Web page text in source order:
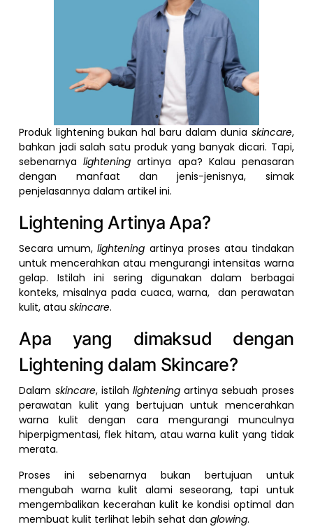
Produk lightening bukan hal baru dalam dunia skincare,
bahkan jadi salah satu produk yang banyak dicari. Tapi,
sebenarnyalighteningartinya apa? Kalau penasaran
dengan manfaat dan jenis-jenisnya, simak
penjelasannya dalam artikel ini.
Lightening Artinya Apa?
Secara umum,lightening artinya proses atau tindakan
untuk mencerahkan atau mengurangi intensitas warna
gelap. Istilah ini sering digunakan dalam berbagai
konteks, misalnya pada cuaca, warna, dan perawatan
kulit, atauskincare.
Apa yang dimaksud dengan
Lightening dalam Skincare?
Dalam skincare, istilah lighteningartinya sebuah proses
perawatan kulit yang bertujuan untuk mencerahkan
warna kulit dengan cara mengurangi munculnya
hiperpigmentasi, flek hitam, atau warna kulit yang tidak
merata.
Proses ini sebenarnya bukan bertujuan untuk
mengubah warna kulit alami seseorang, tapi untuk
mengembalikan kecerahan kulit ke kondisi optimal dan
membuat kulit terlihat lebih sehat danglowing.